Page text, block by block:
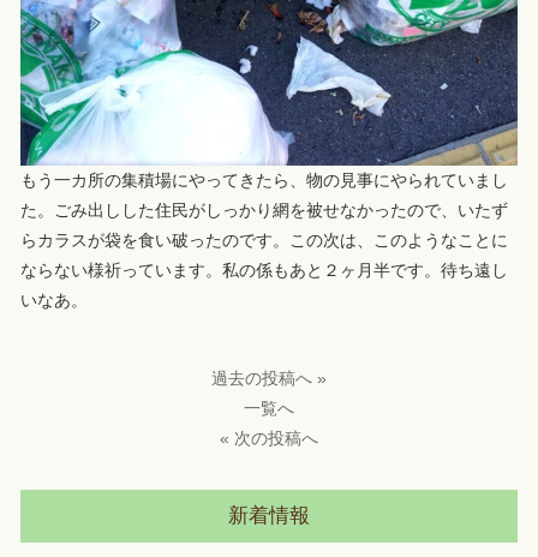
もう一カ所の集積場にやってきたら、物の見事にやられていまし
た。ごみ出しした住民がしっかり網を被せなかったので、いたず
らカラスが袋を食い破ったのです。この次は、このようなことに
ならない様祈っています。私の係もあと２ヶ月半です。待ち遠し
いなあ。
過去の投稿へ »
一覧へ
« 次の投稿へ
新着情報